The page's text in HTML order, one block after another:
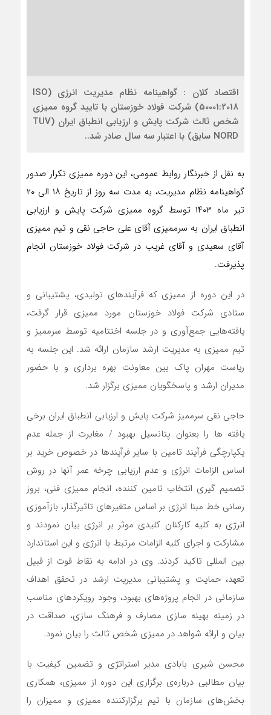
اقتصاد کلان : گواهینامه‌ نظام مدیریت انرژی (ISO
50001:2018) شرکت فولاد خوزستان با تایید گروه ممیزی
شخص ثالث شرکت پایش و ارزیابی انطباق ایران (TUV
NORD سابق) با اعتبار سه سال صادر شد..
به نقل از خبرنگار روابط عمومی، این دوره ممیزی تکرار صدور
گواهینامه نظام مدیریت، به مدت سه روز از تاریخ ۱۸ الی ۲۰
تیر ‌ماه ۱۴۰۳ توسط گروه ممیزی شرکت پایش و ارزیابی
انطباق ایران به سرممیزی آقای علی حاجی نقی و تیم ممیزی
آقای سعیدی و آقای غریب در شرکت فولاد خوزستان انجام
پذیرفت.
در این دوره از ممیزی که فرآیندهای تولیدی، پشتیبانی و
ستادی شرکت فولاد خوزستان مورد ممیزی قرار گرفت،
یافته‌هایی جمع‌آوری و در جلسه اختتامیه توسط سرممیز و
تیم ممیزی به مدیریت ارشد سازمان ارائه شد. این جلسه به
ریاست مهران پاک بین معاونت بهره برداری و با حضور
مدیران ارشد و پاسخگویان ممیزی برگزار شد.
حاجی نقی سرممیز شرکت پایش و ارزیابی انطباق ایران برخی
یافته ها را بعنوان پتانسیل بهبود / مغایرت از جمله عدم
یکپارچگی فرآیند تامین با سایر فرآیندها در خصوص خرید بر
اساس الزامات انرژی و عدم ارزیابی چرخه عمر آنها در روش
تصمیم گیری انتخاب تامین کننده، انجام ممیزی فنی، بروز
رسانی خط مبنا انرژی بر اساس متغیرهای تاثیرگذار، بازآموزی
انرژی به کلیه کارکنان کلیدی موثر بر انرژی بیان نمودند و
مشارکت و اجرای کلیه الزامات مرتبط با انرژی و این استاندارد
بین المللی تاکید کردند. وی در ادامه به نقاط قوت از قبیل
تعهد، حمایت و پشتیبانی مدیریت ارشد در تحقق اهداف
سازمانی در انجام پروژه‌های بهبود، وجود رویکردهای مناسب
در زمینه بهینه سازی مصارف و فرهنگ سازی، صداقت در
بیان و ارائه شواهد در ممیزی شخص ثالث را بیان نمود.
محسن شیری بابادی مدیر استراتژی و تضمین کیفیت با
بیان مطالبی درباره‌ی برگزاری این دوره از ممیزی، همکاری
بخش‌های سازمان با تیم برگزارکننده ممیزی و ممیزان را